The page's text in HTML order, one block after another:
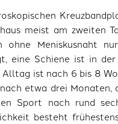
meist am zweiten
ohne Meniskusnaht
eine Schiene ist in
ist nach 6 bis 8
etwa drei Monaten,
Sport nach rund
besteht